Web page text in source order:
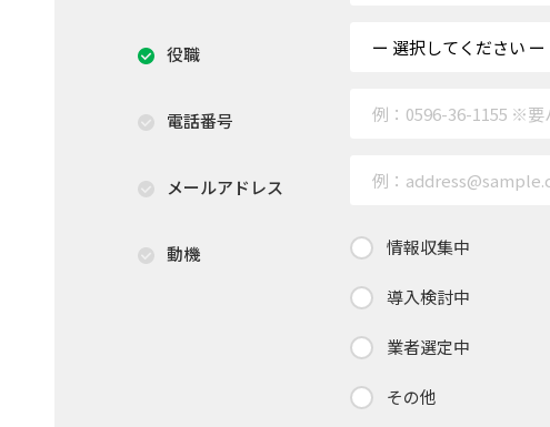
役職
電話番号
メールアドレス
動機 情報収集中
導入検討中
業者選定中
その他